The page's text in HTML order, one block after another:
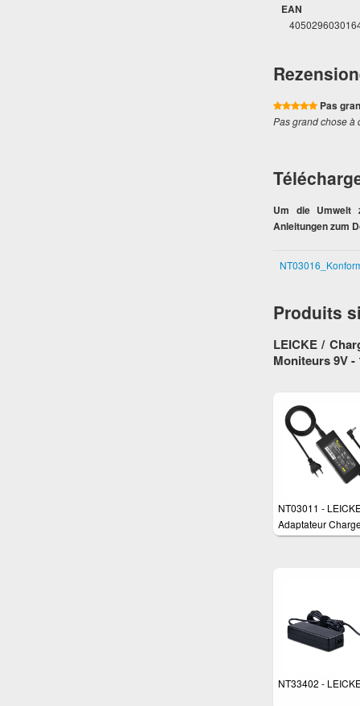
EAN
Pas
Pas grand chose à
Um die Umwelt
Anleitungen zum
Produits
LEICKE /
Moniteurs 9V -
NT03011 -
Adaptateur
watts pour
NT33402 -